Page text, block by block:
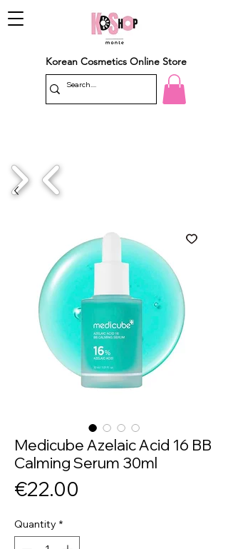
Korean Cosmetics Online Store
Medicube Azelaic Acid 16 BB
Calming Serum 30ml
€22.00
Quantity *